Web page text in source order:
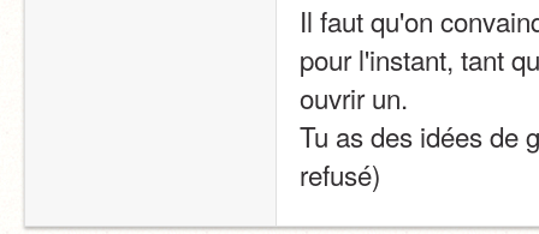
Il faut qu'on
pour l'instant, tant
ouvrir un.
Tu as des idées de
refusé)